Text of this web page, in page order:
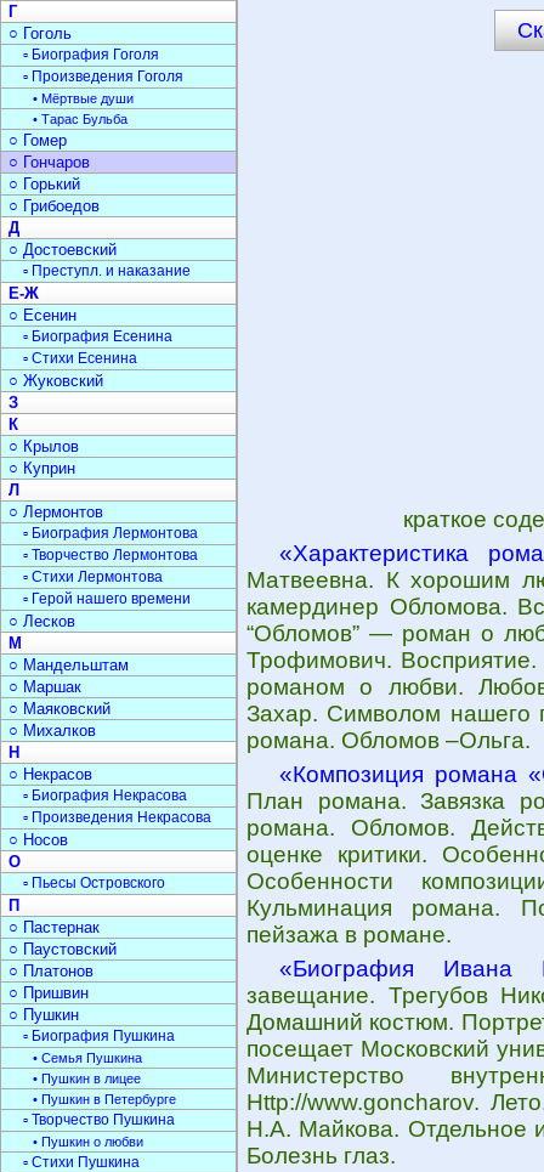
краткое
«Характеристика
Матвеевна. К хорошим
камердинер Обломова.
“Обломов” — роман о
Трофимович. Восприятие.
романом о любви.
Захар. Символом нашего
романа. Обломов –Ольга.
«Композиция романа
План романа. Завязка
романа. Обломов.
оценке критики.
Особенности
Кульминация романа.
пейзажа в романе.
«Биография Ивана
завещание. Трегубов
Домашний костюм.
посещает Московский
Министерство
Http://www.goncharov.
Н.А. Майкова. Отдельное
Болезнь глаз.
Г
○ Гоголь
▫ Биография Гоголя
▫ Произведения Гоголя
• Мёртвые души
• Тарас Бульба
○ Гомер
○ Гончаров
○ Горький
○ Грибоедов
Д
○ Достоевский
▫ Преступл. и наказание
Е-Ж
○ Есенин
▫ Биография Есенина
▫ Стихи Есенина
○ Жуковский
З
К
○ Крылов
○ Куприн
Л
○ Лермонтов
▫ Биография Лермонтова
▫ Творчество Лермонтова
▫ Стихи Лермонтова
▫ Герой нашего времени
○ Лесков
М
○ Мандельштам
○ Маршак
○ Маяковский
○ Михалков
Н
○ Некрасов
▫ Биография Некрасова
▫ Произведения Некрасова
○ Носов
О
▫ Пьесы Островского
П
○ Пастернак
○ Паустовский
○ Платонов
○ Пришвин
○ Пушкин
▫ Биография Пушкина
• Семья Пушкина
• Пушкин в лицее
• Пушкин в Петербурге
▫ Творчество Пушкина
• Пушкин о любви
▫ Стихи Пушкина